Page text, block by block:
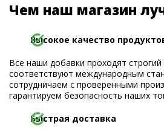
Чем наш магазин
Высокое качество
Все наши добавки проходят
соответствуют международным
сотрудничаем с проверенными
гарантируем безопасность наших
Быстрая доставка